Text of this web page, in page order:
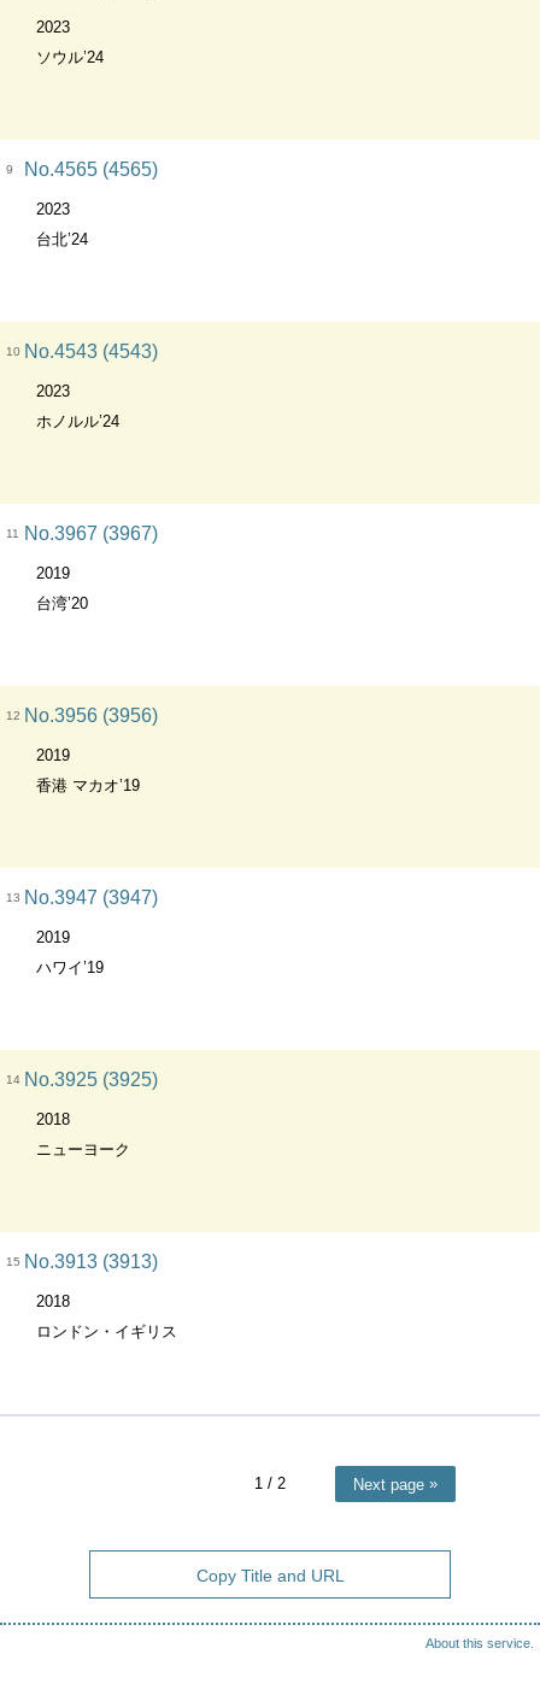
2023
ソウル’24
9 No.4565 (4565)
2023
台北’24
10 No.4543 (4543)
2023
ホノルル’24
11 No.3967 (3967)
2019
台湾’20
12 No.3956 (3956)
2019
香港 マカオ’19
13 No.3947 (3947)
2019
ハワイ’19
14 No.3925 (3925)
2018
ニューヨーク
15 No.3913 (3913)
2018
ロンドン・イギリス
1 / 2 Next page
Copy Title and URL
About this service.